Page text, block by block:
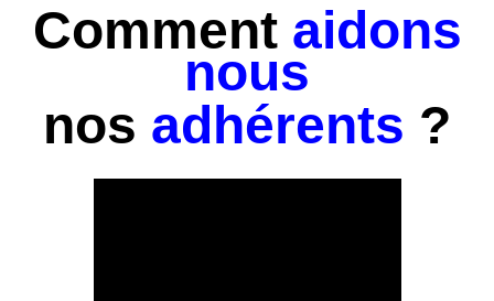
Comment aidons
nous
nos adhérents ?